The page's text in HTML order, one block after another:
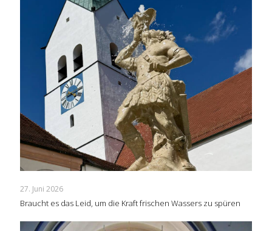
27. Juni 2026
Braucht es das Leid, um die Kraft frischen Wassers zu spüren